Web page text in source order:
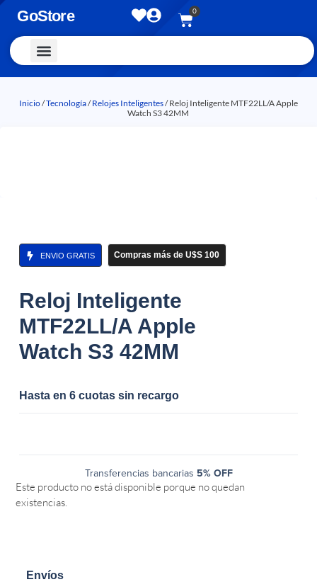
GoStore 0
Inicio/Tecnología/Relojes Inteligentes/ Reloj Inteligente MTF22LL/A Apple
Watch S3 42MM
ENVIO GRATIS Compras más de U$S 100
Reloj Inteligente
MTF22LL/A Apple
Watch S3 42MM
Hasta en 6 cuotas sin recargo
Transferencias bancarias 5% OFF
Este producto no está disponible porque no quedan
existencias.
Envíos